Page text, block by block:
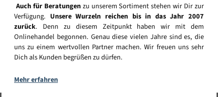
Auch für Beratungenzu unserem Sortiment stehen wir Dir zur
Verfügung. Unsere Wurzeln reichen bis in das Jahr 2007
zurück. Denn zu diesem Zeitpunkt haben wir mit dem
Onlinehandel begonnen. Genau diese vielen Jahre sind es, die
uns zu einem wertvollen Partner machen. Wir freuen uns sehr
Dich als Kunden begrüßen zu dürfen.
Mehr erfahren